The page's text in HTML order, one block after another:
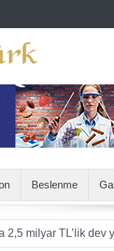
Beslenme
dev yatırım